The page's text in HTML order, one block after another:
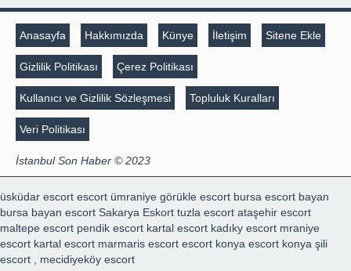
Anasayfa Hakkımızda Künye İletişim Sitene Ekle
Gizlilik Politikası Çerez Politikası
Kullanıcı ve Gizlilik Sözleşmesi Topluluk Kuralları
Veri Politikası
İstanbul Son Haber © 2023
üsküdar escort escort ümraniye görükle escort bursa escort bayan
bursa bayan escort Sakarya Eskort tuzla escort ataşehir escort
maltepe escort pendik escort kartal escort kadıky escort mraniye
escort kartal escort marmaris escort escort konya escort konya şili
escort
mecidiyeköy escort